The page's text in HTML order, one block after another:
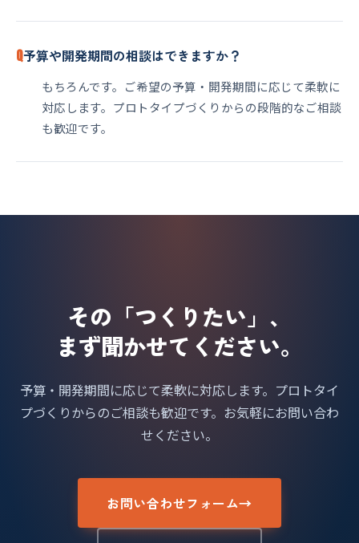
Q予算や開発期間の相談はできますか？
もちろんです。ご希望の予算・開発期間に応じて柔軟に
対応します。プロトタイプづくりからの段階的なご相談
も歓迎です。
その「つくりたい」、
まず聞かせてください。
予算・開発期間に応じて柔軟に対応します。プロトタイ
プづくりからのご相談も歓迎です。お気軽にお問い合わ
せください。
お問い合わせフォーム→